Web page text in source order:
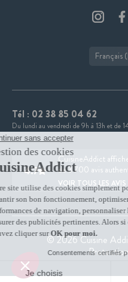
Français
Tél : 02 38 85 04 62
Du lundi au vendredi de 9h à 13h et de
4.7
CuisineAddict
de 3 700 avis
VOIR TOUS LES AVIS
© 2026 Cuisine